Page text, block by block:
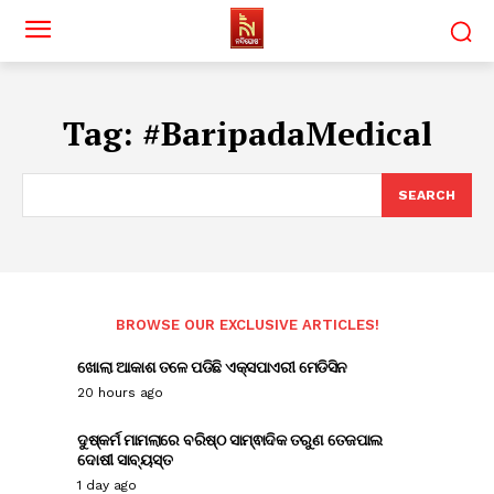
Tag: #BaripadaMedical
SEARCH
BROWSE OUR EXCLUSIVE ARTICLES!
ଖୋଲା ଆକାଶ ତଳେ ପଡିଛି ଏକ୍ସପାଏରୀ ମେଡିସିନ
20 hours ago
ଦୁଷ୍କର୍ମ ମାମଲାରେ ବରିଷ୍ଠ ସାମ୍ଵାଦିକ ତରୁଣ ତେଜପାଲ
ଦୋଷୀ ସାବ୍ୟସ୍ତ
1 day ago